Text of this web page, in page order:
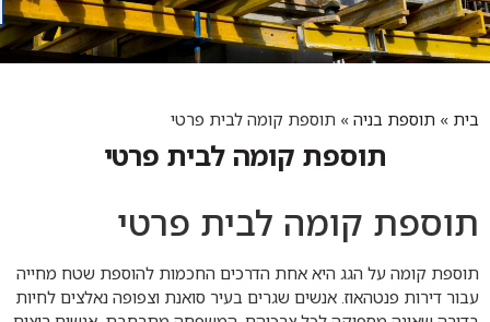
בית » תוספת בניה » תוספת קומה לבית פרטי
תוספת קומה לבית פרטי
תוספת קומה לבית פרטי
תוספת קומה על הגג היא אחת הדרכים החכמות להוספת שטח מחייה
עבור דירות פנטהאוז. אנשים שגרים בעיר סואנת וצפופה נאלצים לחיות